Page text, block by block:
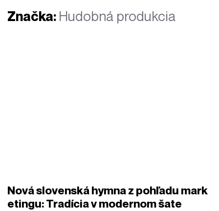
Značka: Hudobná produkcia
Nová slovenská hymna z pohľadu mark
etingu: Tradícia v modernom šate